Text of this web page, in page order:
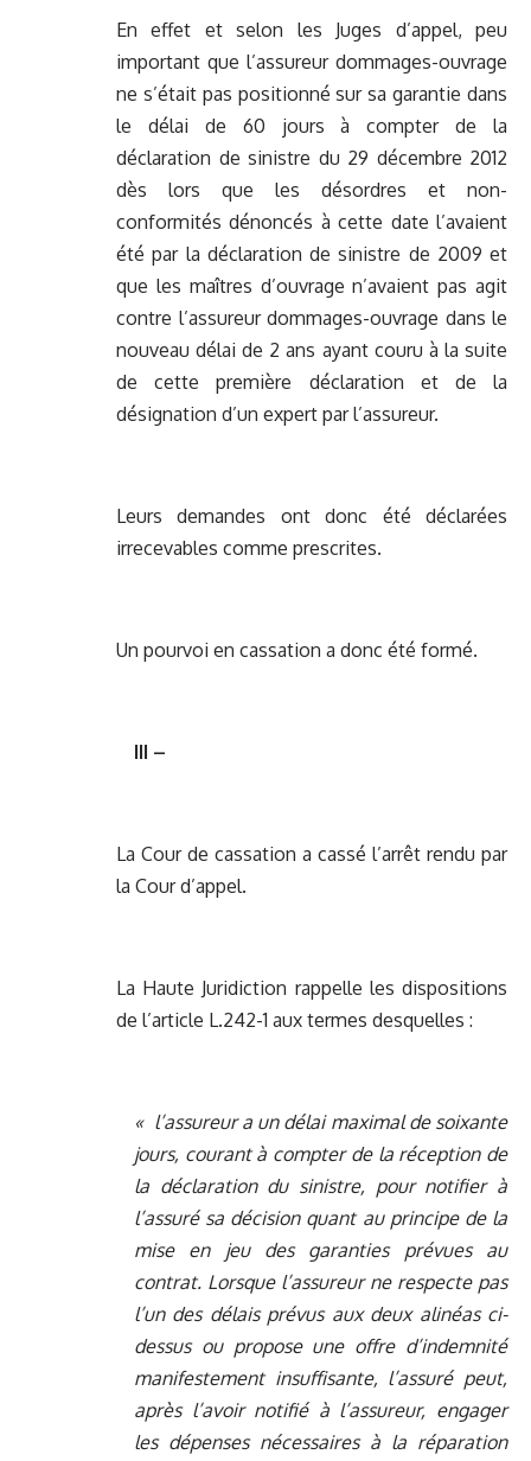
En effet et selon les Juges d’appel, peu
important que l’assureur dommages-ouvrage
ne s’était pas positionné sur sa garantie dans
le délai de 60 jours à compter de la
déclaration de sinistre du 29 décembre 2012
dès lors que les désordres et non-
conformités dénoncés à cette date l’avaient
été par la déclaration de sinistre de 2009 et
que les maîtres d’ouvrage n’avaient pas agit
contre l’assureur dommages-ouvrage dans le
nouveau délai de 2 ans ayant couru à la suite
de cette première déclaration et de la
désignation d’un expert par l’assureur.
Leurs demandes ont donc été déclarées
irrecevables comme prescrites.
Un pourvoi en cassation a donc été formé.
III –
La Cour de cassation a cassé l’arrêt rendu par
la Cour d’appel.
La Haute Juridiction rappelle les dispositions
de l’article L.242-1 aux termes desquelles :
« l’assureur a un délai maximal de soixante
jours, courant à compter de la réception de
la déclaration du sinistre, pour notifier à
l’assuré sa décision quant au principe de la
mise en jeu des garanties prévues au
contrat. Lorsque l’assureur ne respecte pas
l’un des délais prévus aux deux alinéas ci-
dessus ou propose une offre d’indemnité
manifestement insuffisante, l’assuré peut,
après l’avoir notifié à l’assureur, engager
les dépenses nécessaires à la réparation